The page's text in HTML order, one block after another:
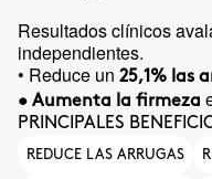
Resultados clínicos
independientes.
• Reduce un 25,1% las
• Aumenta la firmeza
PRINCIPALES
REDUCE LAS ARRUGAS